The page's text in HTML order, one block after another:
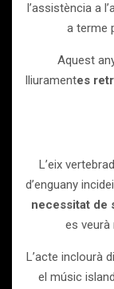
l’assistència a
a terme
Aquest
lliuramentes
L’eix
d’enguany
necessitat de
es veurà
L’acte inclourà
el músic